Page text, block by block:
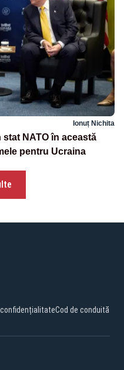
Ionuț Nichita
NATO în această
pentru Ucraina
Cod de conduită